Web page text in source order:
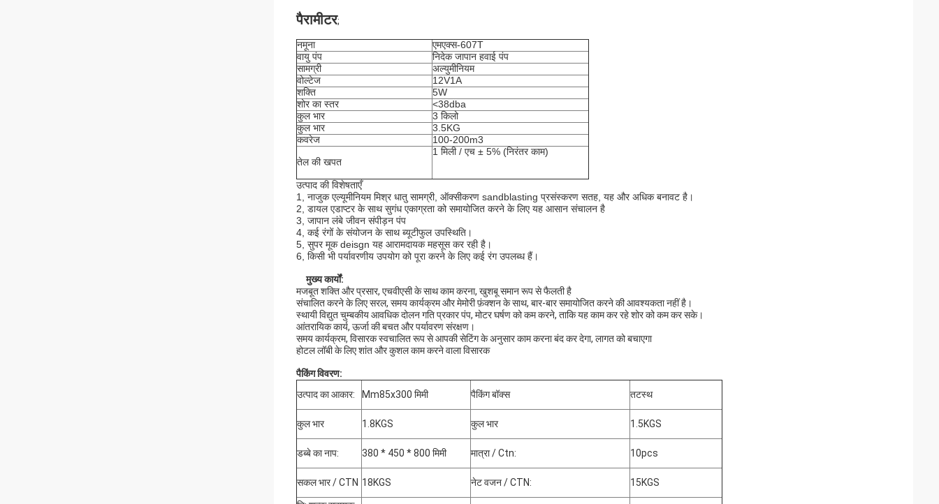
पैरामीटर;
नमूना
एमएक्स-607T
वायु पंप
निदेक जापान हवाई पंप
सामग्री
अल्युमीनियम
वोल्टेज
12V1A
शक्ति
5W
शोर का स्तर
<38dba
कुल भार
3 किलो
कुल भार
3.5KG
कवरेज
100-200m3
तेल की खपत
1 मिली / एच ± 5% (निरंतर काम)
उत्पाद की विशेषताएँ
1, नाजुक एल्यूमीनियम मिश्र धातु सामग्री, ऑक्सीकरण sandblasting प्रसंस्करण सतह, यह और अधिक बनावट है।
2, डायल एडाप्टर के साथ सुगंध एकाग्रता को समायोजित करने के लिए यह आसान संचालन है
3, जापान लंबे जीवन संपीड़न पंप
4, कई रंगों के संयोजन के साथ ब्यूटीफुल उपस्थिति।
5, सुपर मूक deisgn यह आरामदायक महसूस कर रही है।
6, किसी भी पर्यावरणीय उपयोग को पूरा करने के लिए कई रंग उपलब्ध हैं।
मुख्य कार्यों:
मजबूत शक्ति और प्रसार, एचवीएसी के साथ काम करना, खुशबू समान रूप से फैलती है
संचालित करने के लिए सरल, समय कार्यक्रम और मेमोरी फ़ंक्शन के साथ, बार-बार समायोजित करने की आवश्यकता नहीं है।
स्थायी विद्युत चुम्बकीय आवधिक दोलन गति प्रकार पंप, मोटर घर्षण को कम करने, ताकि यह काम कर रहे शोर को कम कर सके।
आंतरायिक कार्य, ऊर्जा की बचत और पर्यावरण संरक्षण।
समय कार्यक्रम, विसारक स्वचालित रूप से आपकी सेटिंग के अनुसार काम करना बंद कर देगा, लागत को बचाएगा
होटल लॉबी के लिए शांत और कुशल काम करने वाला विसारक
पैकिंग विवरण:
उत्पाद का आकार:
Mm85x300 मिमी पैकिंग बॉक्स तटस्थ
कुल भार 1.8KGS कुल भार 1.5KGS
डब्बे का नाप: 380 * 450 * 800 मिमी मात्रा / Ctn: 10pcs
सकल भार / CTN 18KGS नेट वजन / CTN: 15KGS